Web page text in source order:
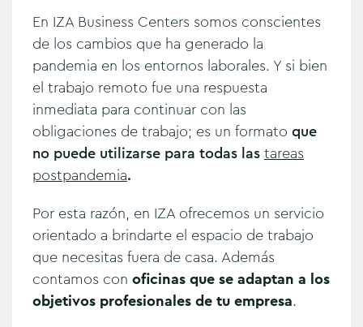
En IZA Business Centers somos conscientes
de los cambios que ha generado la
pandemia en los entornos laborales. Y si bien
el trabajo remoto fue una respuesta
inmediata para continuar con las
obligaciones de trabajo; es un formato que
no puede utilizarse para todas lastareas
postpandemia.
Por esta razón, en IZA ofrecemos un servicio
orientado a brindarte el espacio de trabajo
que necesitas fuera de casa. Además
contamos con oficinas que se adaptan a los
objetivos profesionales de tu empresa.